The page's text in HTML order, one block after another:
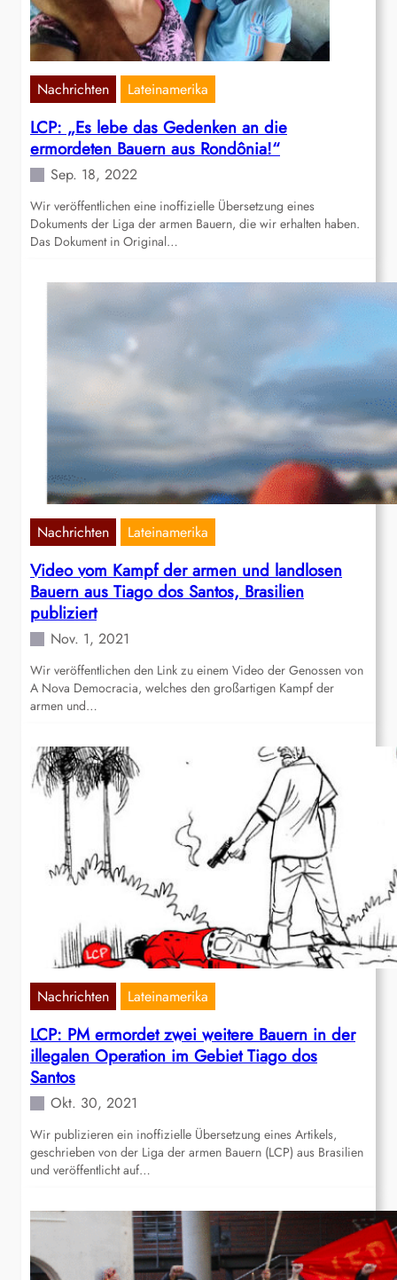
Nachrichten Lateinamerika
LCP: „Es lebe das Gedenken an die
ermordeten Bauern aus Rondônia!“
Sep. 18, 2022
Wir veröffentlichen eine inoffizielle Übersetzung eines
Dokuments der Liga der armen Bauern, die wir erhalten haben.
Das Dokument in Original…
Nachrichten Lateinamerika
Video vom Kampf der armen und landlosen
Bauern aus Tiago dos Santos, Brasilien
publiziert
Nov. 1, 2021
Wir veröffentlichen den Link zu einem Video der Genossen von
A Nova Democracia, welches den großartigen Kampf der
armen und…
Nachrichten Lateinamerika
LCP: PM ermordet zwei weitere Bauern in der
illegalen Operation im Gebiet Tiago dos
Santos
Okt. 30, 2021
Wir publizieren ein inoffizielle Übersetzung eines Artikels,
geschrieben von der Liga der armen Bauern (LCP) aus Brasilien
und veröffentlicht auf…